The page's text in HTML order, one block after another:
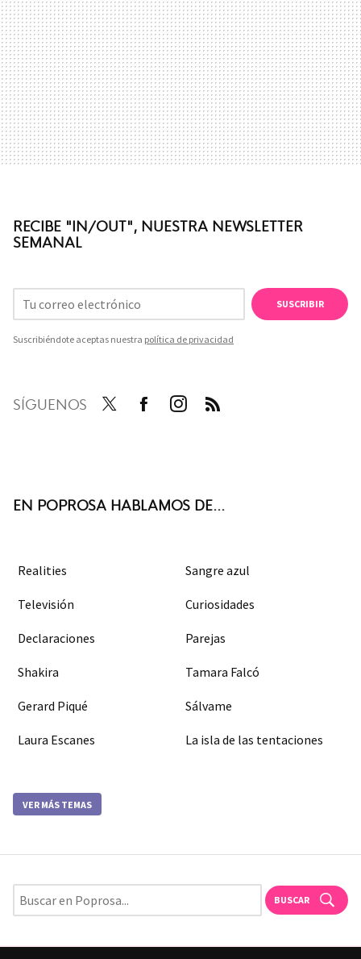
RECIBE "IN/OUT", NUESTRA NEWSLETTER
SEMANAL
SUSCRIBIR
Suscribiéndote aceptas nuestra política de privacidad
SÍGUENOS
EN POPROSA HABLAMOS DE...
Realities Sangre azul
Televisión Curiosidades
Declaraciones Parejas
Shakira Tamara Falcó
Gerard Piqué Sálvame
Laura Escanes La isla de las tentaciones
VER MÁS TEMAS
BUSCAR